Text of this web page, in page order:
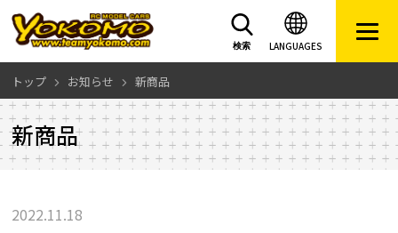
LANGUAGES
検索
トップ お知らせ 新商品
新商品
2022.11.18